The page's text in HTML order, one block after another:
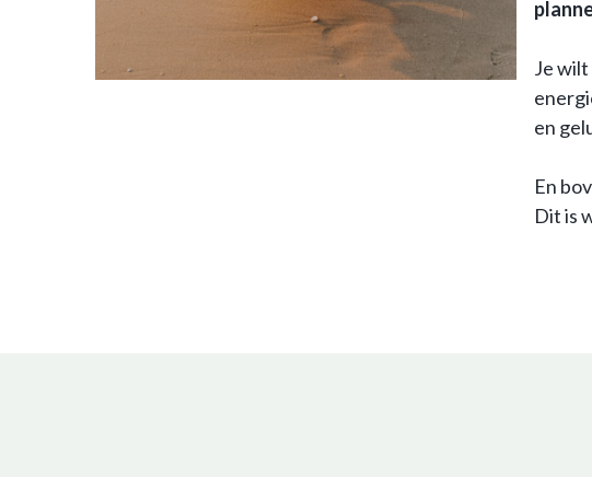
Je wilt
en
En
Dit is